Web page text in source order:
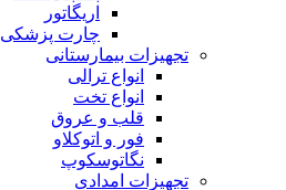
اریگاتور
چارت پزشکی
تجهیزات بیمارستانی
انواع ترالی
انواع تخت
قلب و عروق
فور و اتوکلاو
نگاتوسکوپ
تجهیزات امدادی